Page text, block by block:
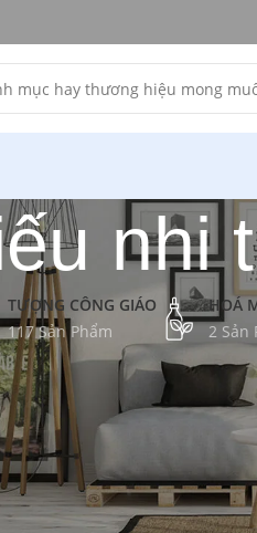
nhi
TƯỢNG CÔNG GIÁO
117 Sản Phẩm
HOÁ
2 Sản